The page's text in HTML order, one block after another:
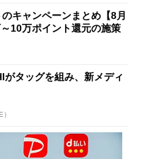
キャンペーンまとめ【8月
10万ポイント還元の施策
がタッグを組み、新メディ